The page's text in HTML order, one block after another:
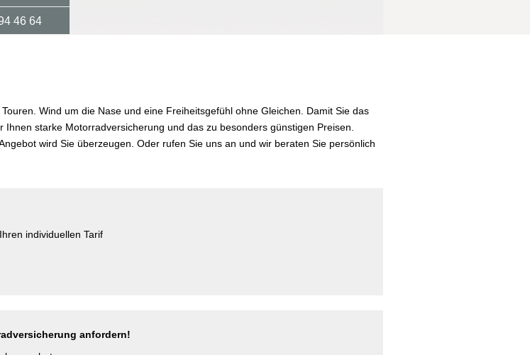
46 64
Wind um die Nase und eine Freiheitsgefühl ohne Gleichen. Damit Sie das
starke Motor­rad­ver­sicherung und das zu besonders günstigen Preisen.
wird Sie überzeugen. Oder rufen Sie uns an und wir beraten Sie persönlich
individuellen Tarif
anfordern!